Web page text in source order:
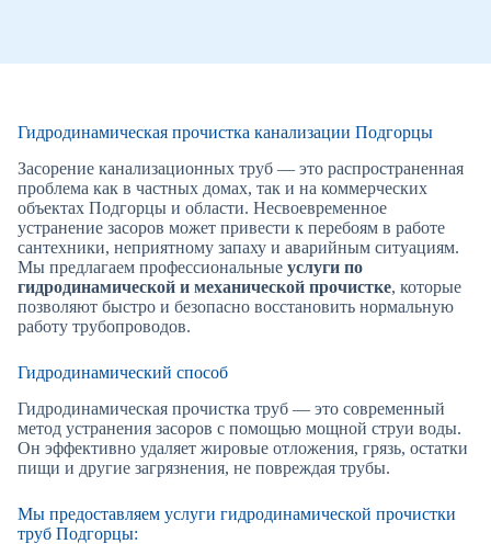
Гидродинамическая прочистка канализации Подгорцы
Засорение канализационных труб — это распространенная
проблема как в частных домах, так и на коммерческих
объектах Подгорцы и области. Несвоевременное
устранение засоров может привести к перебоям в работе
сантехники, неприятному запаху и аварийным ситуациям.
Мы предлагаем профессиональные услуги по
гидродинамической и механической прочистке, которые
позволяют быстро и безопасно восстановить нормальную
работу трубопроводов.
Гидродинамический способ
Гидродинамическая прочистка труб — это современный
метод устранения засоров с помощью мощной струи воды.
Он эффективно удаляет жировые отложения, грязь, остатки
пищи и другие загрязнения, не повреждая трубы.
Мы предоставляем услуги гидродинамической прочистки
труб Подгорцы: